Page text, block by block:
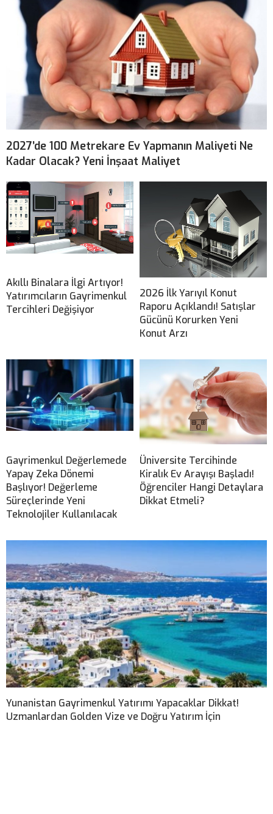
2027’de 100 Metrekare Ev Yapmanın Maliyeti Ne
Kadar Olacak? Yeni İnşaat Maliyet
Akıllı Binalara İlgi Artıyor!
Yatırımcıların Gayrimenkul
Tercihleri Değişiyor
2026 İlk Yarıyıl Konut
Raporu Açıklandı! Satışlar
Gücünü Korurken Yeni
Konut Arzı
Gayrimenkul Değerlemede
Yapay Zeka Dönemi
Başlıyor! Değerleme
Süreçlerinde Yeni
Teknolojiler Kullanılacak
Üniversite Tercihinde
Kiralık Ev Arayışı Başladı!
Öğrenciler Hangi Detaylara
Dikkat Etmeli?
Yunanistan Gayrimenkul Yatırımı Yapacaklar Dikkat!
Uzmanlardan Golden Vize ve Doğru Yatırım İçin